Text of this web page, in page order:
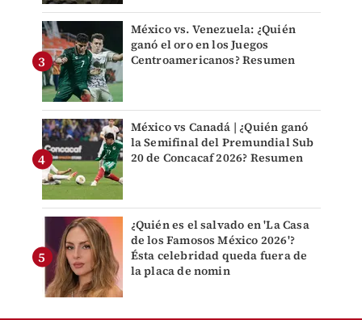
México vs. Venezuela: ¿Quién
ganó el oro en los Juegos
Centroamericanos? Resumen
México vs Canadá | ¿Quién ganó
la Semifinal del Premundial Sub
20 de Concacaf 2026? Resumen
¿Quién es el salvado en 'La Casa
de los Famosos México 2026'?
Ésta celebridad queda fuera de
la placa de nomin